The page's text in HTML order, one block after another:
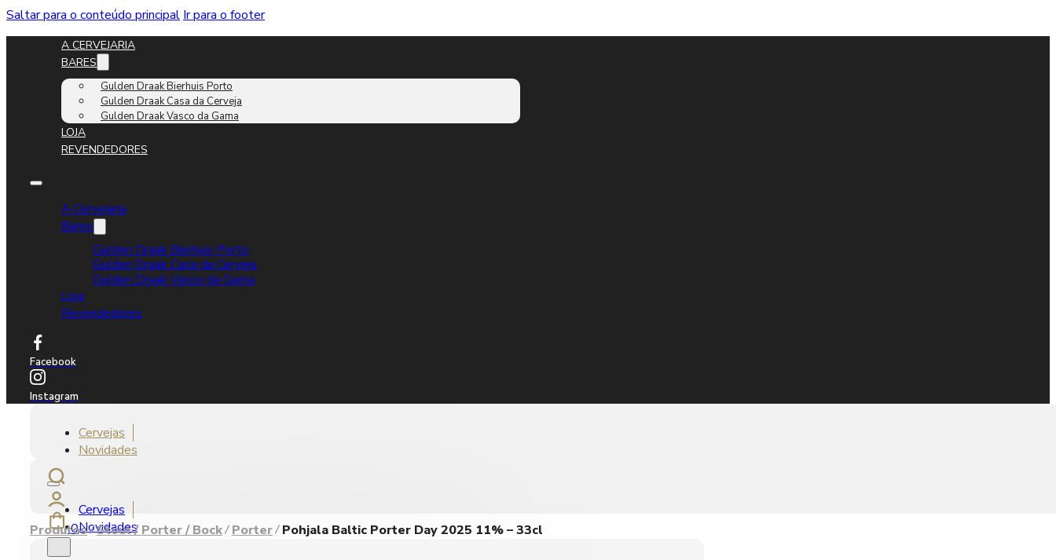
Saltar para o conteúdo principal Ir para o footer
A CERVEJARIA
BARES
Gulden Draak Bierhuis Porto
Gulden Draak Casa da Cerveja
Gulden Draak Vasco da Gama
LOJA
REVENDEDORES
A Cervejaria
Bares
Gulden Draak Bierhuis Porto
Gulden Draak Casa da Cerveja
Gulden Draak Vasco da Gama
Loja
Revendedores
Facebook
Instagram
Cervejas
Novidades
Cervejas
Novidades
0
Produtos Stout / Porter / Bock Porter Pohjala Baltic Porter Day 2025 11% – 33cl